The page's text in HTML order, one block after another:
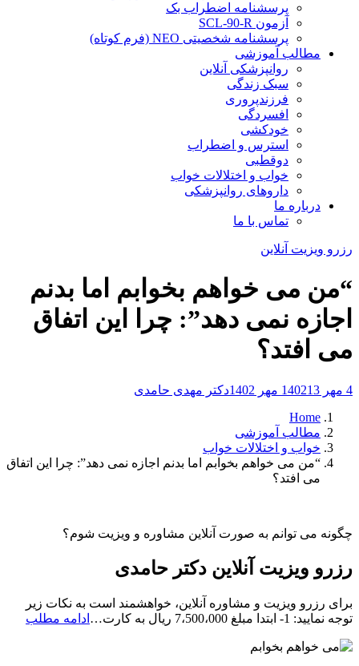
پرسشنامه اضطراب بک
آزمون SCL-90-R
پرسشنامه شخصیتی NEO (فرم کوتاه)
مطالب آموزشی
روانپزشکی آنلاین
سبک زندگی
فرزندپروری
افسردگی
خودکشی
استرس و اضطراب
دوقطبی
خواب و اختلالات خواب
داروهای روانپزشکی
درباره ما
تماس با ما
رزرو ویزیت آنلاین
“من می خواهم بخوابم اما بدنم
اجازه نمی دهد”: چرا این اتفاق
می افتد؟
4 مهر 1402 13 مهر 1402
دکتر مهدی حامدی
Home
مطالب آموزشی
خواب و اختلالات خواب
“من می خواهم بخوابم اما بدنم اجازه نمی دهد”: چرا این اتفاق
می افتد؟
چگونه می توانم به صورت آنلاین مشاوره و ویزیت شوم؟
رزرو ویزیت آنلاین دکتر حامدی
برای رزرو ویزیت و مشاوره آنلاین، خواهشمند است به نکات زیر
توجه نمایید: 1- ابتدا مبلغ 7،500،000 ریال به کارت…
ادامه مطلب